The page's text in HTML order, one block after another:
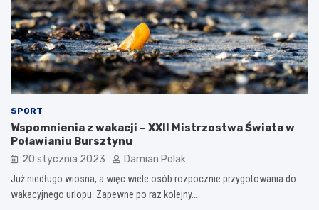
SPORT
Wspomnienia z wakacji – XXII Mistrzostwa Świata w
Poławianiu Bursztynu
20 stycznia 2023 Damian Polak
Już niedługo wiosna, a więc wiele osób rozpocznie przygotowania do
wakacyjnego urlopu. Zapewne po raz kolejny…